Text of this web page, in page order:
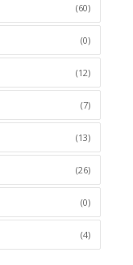
(60)
(0)
(12)
(7)
(13)
(26)
(0)
(4)